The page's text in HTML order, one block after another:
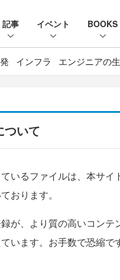
記事 イベント BOOKS
インフラ エンジニアの
ついて
いるファイルは、本サイ
おります。
が、より質の高いコン
います。お手数で恐縮で